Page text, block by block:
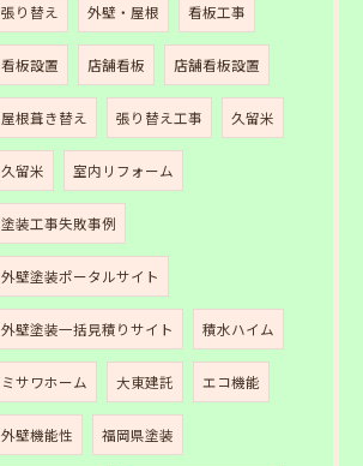
張り替え 外壁・屋根 看板工事
看板設置 店舗看板 店舗看板設置
屋根葺き替え 張り替え工事 久留米
久留米 室内リフォーム
塗装工事失敗事例
外壁塗装ポータルサイト
外壁塗装一括見積りサイト 積水ハイム
ミサワホーム 大東建託 エコ機能
外壁機能性 福岡県塗装